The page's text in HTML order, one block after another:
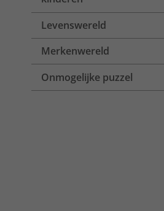
Levenswereld
Merkenwereld
Onmogelijke puzzel